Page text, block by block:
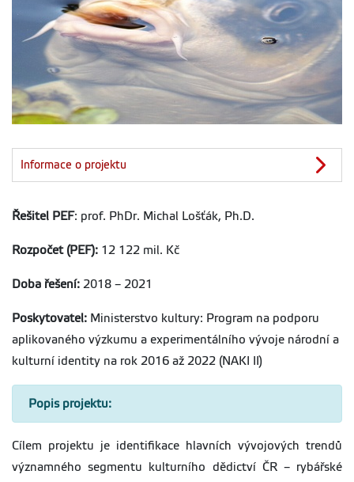
Informace o projektu
Řešitel PEF: prof. PhDr. Michal Lošťák, Ph.D.
Rozpočet (PEF): 12 122 mil. Kč
Doba řešení: 2018 – 2021
Poskytovatel: Ministerstvo kultury: Program na podporu
aplikovaného výzkumu a experimentálního vývoje národní a
kulturní identity na rok 2016 až 2022 (NAKI II)
Popis projektu:
Cílem projektu je identifikace hlavních vývojových trendů
významného segmentu kulturního dědictví ČR – rybářské